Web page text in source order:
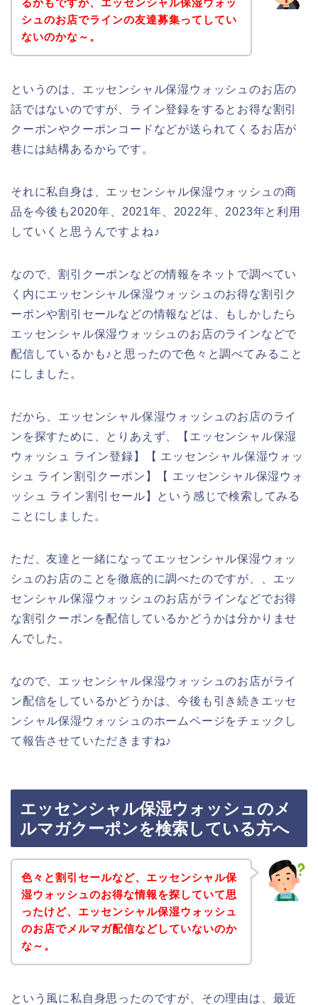
るかもですが、エッセンシャル保湿ウォッ
シュのお店でラインの友達募集ってしてい
ないのかな～。
というのは、エッセンシャル保湿ウォッシュのお店の
話ではないのですが、ライン登録をするとお得な割引
クーポンやクーポンコードなどが送られてくるお店が
巷には結構あるからです。
それに私自身は、エッセンシャル保湿ウォッシュの商
品を今後も2020年、2021年、2022年、2023年と利用
していくと思うんですよね♪
なので、割引クーポンなどの情報をネットで調べてい
く内にエッセンシャル保湿ウォッシュのお得な割引ク
ーポンや割引セールなどの情報などは、もしかしたら
エッセンシャル保湿ウォッシュのお店のラインなどで
配信しているかも♪と思ったので色々と調べてみること
にしました。
だから、エッセンシャル保湿ウォッシュのお店のライ
ンを探すために、とりあえず、【エッセンシャル保湿
ウォッシュ ライン登録】【 エッセンシャル保湿ウォッ
シュ ライン割引クーポン】【 エッセンシャル保湿ウォ
ッシュ ライン割引セール】という感じで検索してみる
ことにしました。
ただ、友達と一緒になってエッセンシャル保湿ウォッ
シュのお店のことを徹底的に調べたのですが、、エッ
センシャル保湿ウォッシュのお店がラインなどでお得
な割引クーポンを配信しているかどうかは分かりませ
んでした。
なので、エッセンシャル保湿ウォッシュのお店がライ
ン配信をしているかどうかは、今後も引き続きエッセ
ンシャル保湿ウォッシュのホームページをチェックし
て報告させていただきますね♪
エッセンシャル保湿ウォッシュのメ
ルマガクーポンを検索している方へ
色々と割引セールなど、エッセンシャル保
湿ウォッシュのお得な情報を探していて思
ったけど、エッセンシャル保湿ウォッシュ
のお店でメルマガ配信などしていないのか
な～。
という風に私自身思ったのですが、その理由は、最近